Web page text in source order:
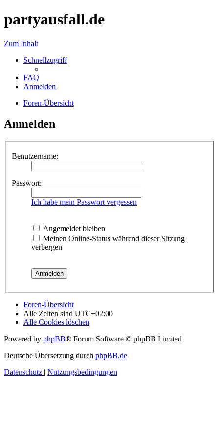
partyausfall.de
Zum Inhalt
Schnellzugriff
FAQ
Anmelden
Foren-Übersicht
Anmelden
Benutzername:
Passwort:
Ich habe mein Passwort vergessen
Angemeldet bleiben
Meinen Online-Status während dieser Sitzung
verbergen
Foren-Übersicht
Alle Zeiten sind UTC+02:00
Alle Cookies löschen
Powered by phpBB® Forum Software © phpBB Limited
Deutsche Übersetzung durch phpBB.de
Datenschutz | Nutzungsbedingungen